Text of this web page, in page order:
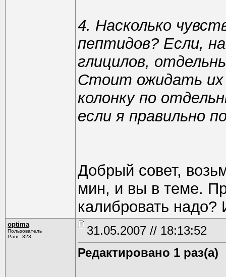
4. Насколько
пептидов? Если,
глицилов,
Стоит ожидать их
колонку по
если я правильно
Добрый совет,
мин, и вы в теме.
калибровать надо?
optima
Пользователь
Ранг: 323
31.05.2007 // 18:13:52
Редактировано 1 раз(а)